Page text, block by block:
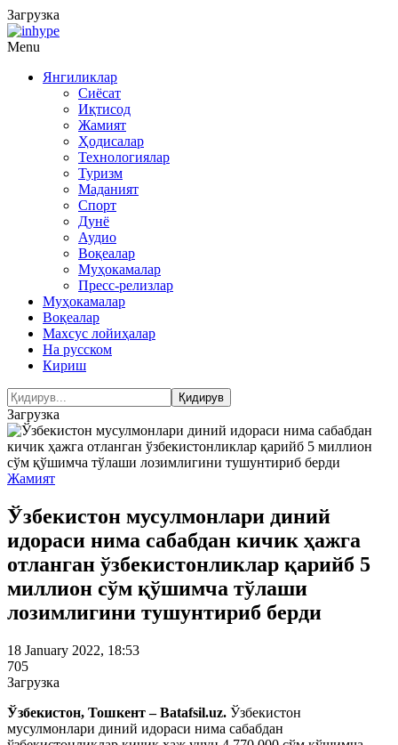
Загрузка
Menu
Янгиликлар
Сиёсат
Иқтисод
Жамият
Ҳодисалар
Технологиялар
Туризм
Маданият
Спорт
Дунё
Аудио
Воқеалар
Муҳокамалар
Пресс-релизлар
Муҳокамалар
Воқеалар
Махсус лойиҳалар
На русском
Кириш
Загрузка
Жамият
Ўзбекистон мусулмонлари диний
идораси нима сабабдан кичик ҳажга
отланган ўзбекистонликлар қарийб 5
миллион сўм қўшимча тўлаши
лозимлигини тушунтириб берди
18 January 2022, 18:53
705
Загрузка
Ўзбекистон, Тошкент – Batafsil.uz. Ўзбекистон
мусулмонлари диний идораси нима сабабдан